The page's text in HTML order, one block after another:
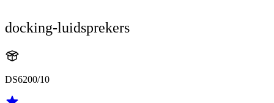
docking-luidsprekers
DS6200/10